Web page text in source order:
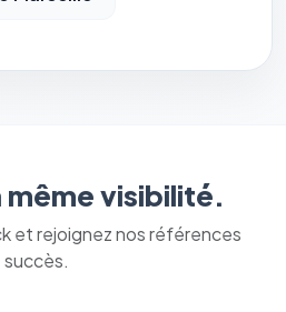
visibilité.
et rejoignez nos références
succès.
du site : session, sécurité,
consentement. Ils ne